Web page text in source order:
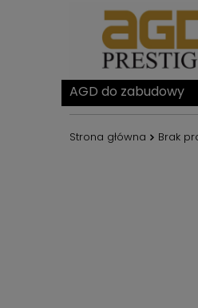
AGD do zabudowy
Strona główna Brak